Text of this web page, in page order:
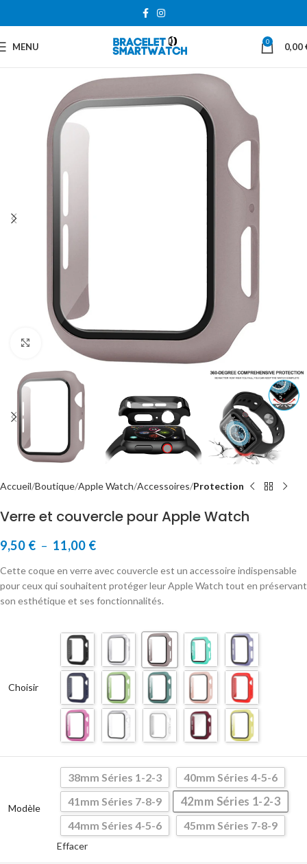
MENU 0 0,00
Cliquer pour agrandir
Accueil Boutique Apple Watch Accessoires Protection
Verre et couvercle pour Apple Watch
9,50 € – 11,00 €
Cette coque en verre avec couvercle est un accessoire indispensable
pour ceux qui souhaitent protéger leur Apple Watch tout en préservant
son esthétique et ses fonctionnalités.
Choisir
Modèle
38mm Séries 1-2-3
40mm Séries 4-5-6
41mm Séries 7-8-9
42mm Séries 1-2-3
44mm Séries 4-5-6 45mm Séries 7-8-9
Effacer